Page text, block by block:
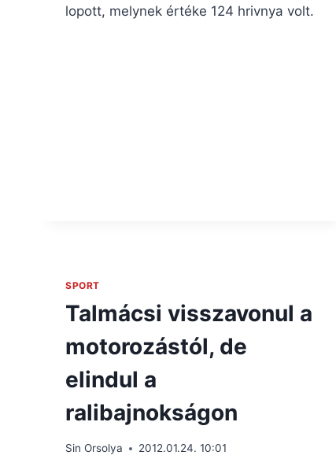
lopott, melynek értéke 124 hrivnya volt.
SPORT
Talmácsi visszavonul a
motorozástól, de
elindul a
ralibajnokságon
Sin Orsolya 2012.01.24. 10:01